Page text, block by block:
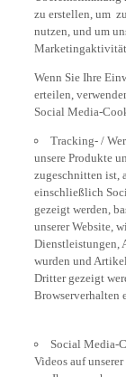
zu erstellen, um
nutzen, und um
Wenn Sie Ihre
erteilen,
Social Media-
Tracking- /
unsere Produkte
zugeschnitten ist,
einschließlich
gezeigt werden,
unserer Website,
Dienstleistungen,
wurden und
Dritter gezeigt
Browserverhalten
Social Media-
Videos auf
um Ihnen auch